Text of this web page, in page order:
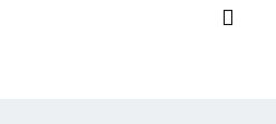
Toggle navigation